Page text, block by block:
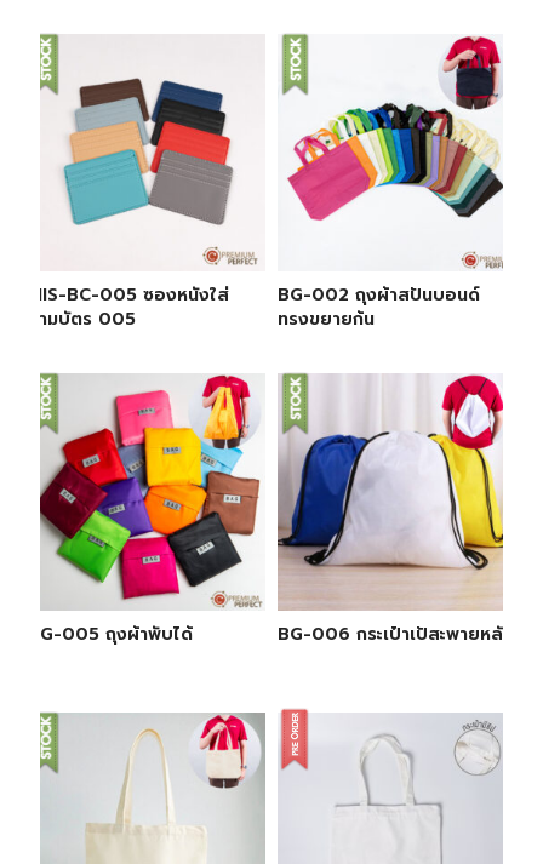
MIS-BC-005 ซองหนังใส่
นามบัตร 005
BG-002 ถุงผ้าสปันบอนด์
ทรงขยายก้น
BG-005 ถุงผ้าพับได้ BG-006 กระเป๋าเป้สะพายหลัง